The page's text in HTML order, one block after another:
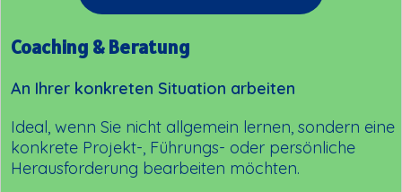
Coaching & Beratung
An Ihrer konkreten Situation arbeiten
Ideal, wenn Sie nicht allgemein lernen, sondern eine
konkrete Projekt-, Führungs- oder persönliche
Herausforderung bearbeiten möchten.